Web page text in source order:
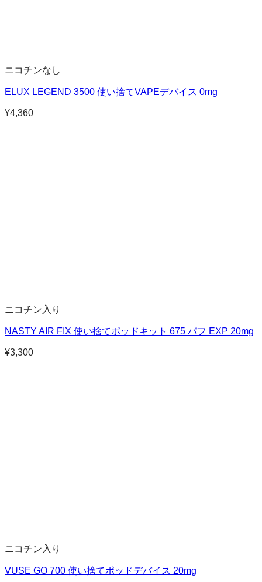
ニコチンなし
ELUX LEGEND 3500 使い捨てVAPEデバイス 0mg
¥4,360
ニコチン入り
NASTY AIR FIX 使い捨てポッドキット 675 パフ EXP 20mg
¥3,300
ニコチン入り
VUSE GO 700 使い捨てポッドデバイス 20mg